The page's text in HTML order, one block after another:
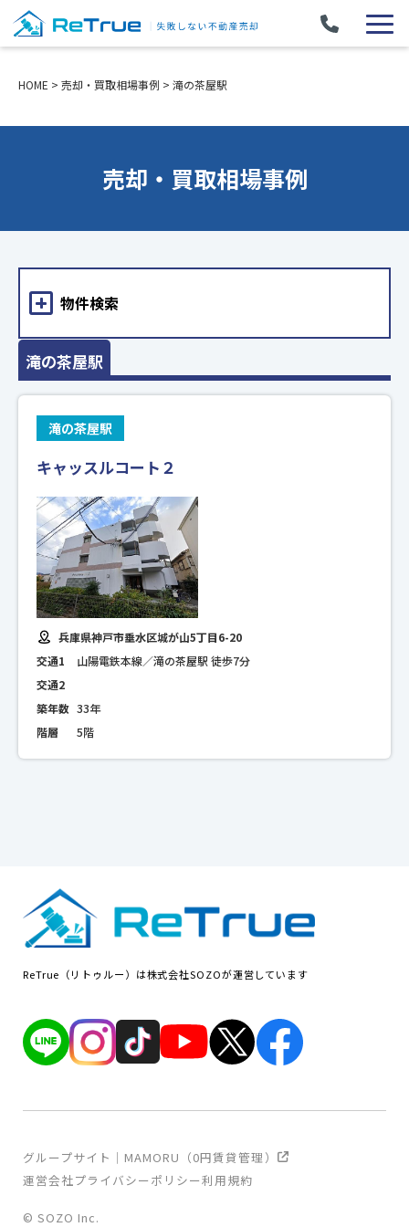
HOME > 売却・買取相場事例 > 滝の茶屋駅
売却・買取相場事例
滝の茶屋駅
滝の茶屋駅
キャッスルコート２
兵庫県神戸市垂水区城が山5丁目6-20
交通1
山陽電鉄本線／滝の茶屋駅 徒歩7分
交通2
築年数 33年
階層
5階
物件検索
ReTrue（リトゥルー）は株式会社SOZOが運営しています
運営会社プライバシーポリシー利用規約
グループサイト｜MAMORU（0円賃貸管理）
© SOZO Inc.